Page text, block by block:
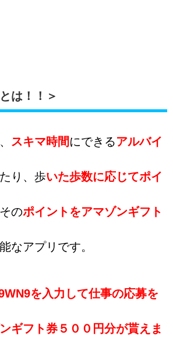
は！！＞
スキマ時間 にできるアルバイ
り、歩いた歩数に応じてポイ
のポイントをアマゾンギフト
なアプリです。
を入力して仕事の応募を
ギフト券５００円分が貰えま